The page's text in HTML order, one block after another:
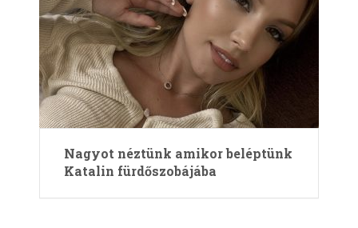
Nagyot néztünk amikor beléptünk
Katalin fürdőszobájába